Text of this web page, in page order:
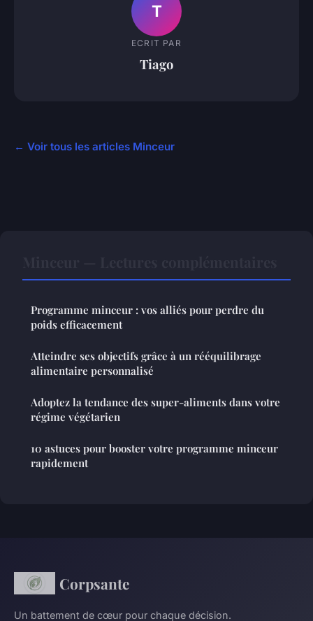
T
ECRIT PAR
Tiago
← Voir tous les articles Minceur
Programme minceur : vos alliés pour perdre du
poids efficacement
Atteindre ses objectifs grâce à un rééquilibrage
alimentaire personnalisé
Adoptez la tendance des super-aliments dans votre
régime végétarien
10 astuces pour booster votre programme minceur
rapidement
Corpsante
Un battement de cœur pour chaque décision.